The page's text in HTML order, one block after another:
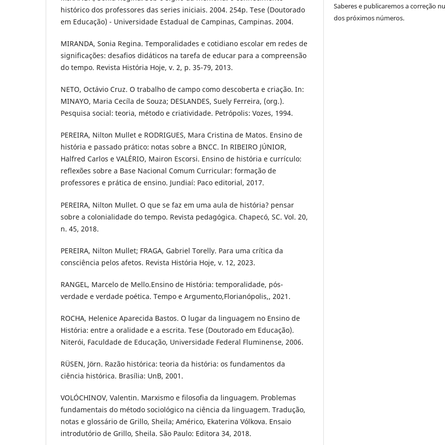
histórico dos professores das series iniciais. 2004. 254p. Tese (Doutorado
em Educação) - Universidade Estadual de Campinas, Campinas. 2004.
MIRANDA, Sonia Regina. Temporalidades e cotidiano escolar em redes de
significações: desafios didáticos na tarefa de educar para a compreensão
do tempo. Revista História Hoje, v. 2, p. 35-79, 2013.
NETO, Octávio Cruz. O trabalho de campo como descoberta e criação. In:
MINAYO, Maria Cecíla de Souza; DESLANDES, Suely Ferreira, (org.).
Pesquisa social: teoria, método e criatividade. Petrópolis: Vozes, 1994.
PEREIRA, Nilton Mullet e RODRIGUES, Mara Cristina de Matos. Ensino de
história e passado prático: notas sobre a BNCC. In RIBEIRO JÚNIOR,
Halfred Carlos e VALÉRIO, Mairon Escorsi. Ensino de história e currículo:
reflexões sobre a Base Nacional Comum Curricular: formação de
professores e prática de ensino. Jundiaí: Paco editorial, 2017.
PEREIRA, Nilton Mullet. O que se faz em uma aula de história? pensar
sobre a colonialidade do tempo. Revista pedagógica. Chapecó, SC. Vol. 20,
n. 45, 2018.
PEREIRA, Nilton Mullet; FRAGA, Gabriel Torelly. Para uma crítica da
consciência pelos afetos. Revista História Hoje, v. 12, 2023.
RANGEL, Marcelo de Mello.Ensino de História: temporalidade, pós-
verdade e verdade poética. Tempo e Argumento,Florianópolis,, 2021.
ROCHA, Helenice Aparecida Bastos. O lugar da linguagem no Ensino de
História: entre a oralidade e a escrita. Tese (Doutorado em Educação).
Niterói, Faculdade de Educação, Universidade Federal Fluminense, 2006.
RÜSEN, Jörn. Razão histórica: teoria da história: os fundamentos da
ciência histórica. Brasília: UnB, 2001.
VOLÓCHINOV, Valentin. Marxismo e filosofia da linguagem. Problemas
fundamentais do método sociológico na ciência da linguagem. Tradução,
notas e glossário de Grillo, Sheila; Américo, Ekaterina Vólkova. Ensaio
introdutório de Grillo, Sheila. São Paulo: Editora 34, 2018.
Saberes e publicaremos a correção
dos próximos números.